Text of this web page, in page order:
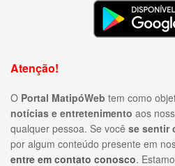
Atenção!
O Portal MatipóWeb tem como
notícias e entretenimento aos
qualquer pessoa. Se você se sentir
por algum conteúdo presente em
entre em contato conosco.